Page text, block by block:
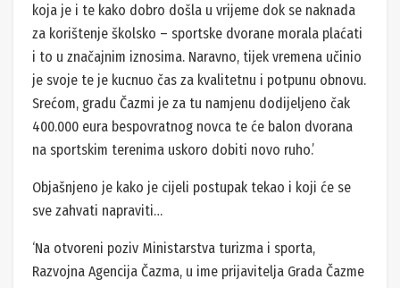
koja je i te kako dobro došla u vrijeme dok se naknada
za korištenje školsko – sportske dvorane morala plaćati
i to u značajnim iznosima. Naravno, tijek vremena učinio
je svoje te je kucnuo čas za kvalitetnu i potpunu obnovu.
Srećom, gradu Čazmi je za tu namjenu dodijeljeno čak
400.000 eura bespovratnog novca te će balon dvorana
na sportskim terenima uskoro dobiti novo ruho.’
Objašnjeno je kako je cijeli postupak tekao i koji će se
sve zahvati napraviti…
‘Na otvoreni poziv Ministarstva turizma i sporta,
Razvojna Agencija Čazma, u ime prijavitelja Grada Čazme